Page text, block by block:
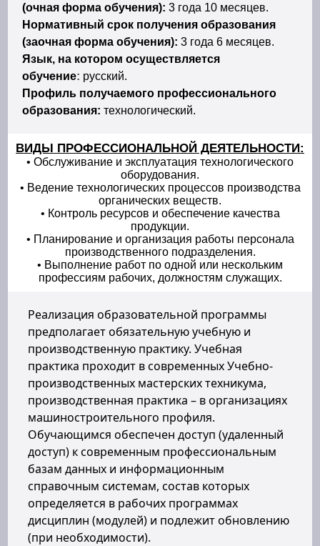
(очная форма обучения): 3 года 10 месяцев.
Нормативный срок получения образования
(заочная форма обучения):3 года 6 месяцев.
Язык, на котором осуществляется
обучение: русский.
Профиль получаемого профессионального
образования: технологический.
ВИДЫ ПРОФЕССИОНАЛЬНОЙ ДЕЯТЕЛЬНОСТИ:
• Обслуживание и эксплуатация технологического
оборудования.
• Ведение технологических процессов производства
органических веществ.
• Контроль ресурсов и обеспечение качества
продукции.
• Планирование и организация работы персонала
производственного подразделения.
• Выполнение работ по одной или нескольким
профессиям рабочих, должностям служащих.
Реализация образовательной программы
предполагает обязательную учебную и
производственную практику. Учебная
практика проходит в современных Учебно-
производственных мастерских техникума,
производственная практика – в организациях
машиностроительного профиля.
Обучающимся обеспечен доступ (удаленный
доступ) к современным профессиональным
базам данных и информационным
справочным системам, состав которых
определяется в рабочих программах
дисциплин (модулей) и подлежит обновлению
(при необходимости).